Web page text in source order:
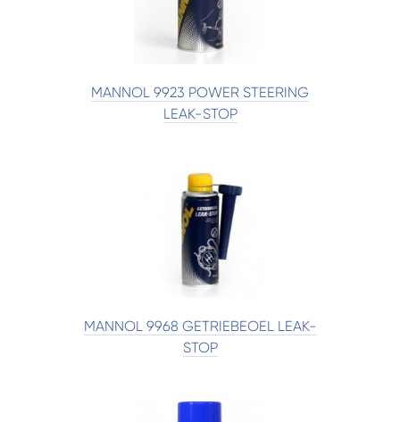
MANNOL 9923 POWER STEERING
LEAK-STOP
MANNOL 9968 GETRIEBEOEL LEAK-
STOP